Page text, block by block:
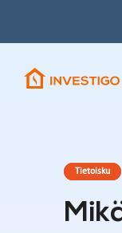
Tietoisku